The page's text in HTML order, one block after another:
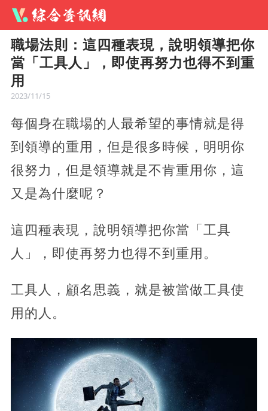
職場法則：這四種表現，說明領導把你
當「工具人」，即使再努力也得不到重
用
2023/11/15
每個身在職場的人最希望的事情就是得
到領導的重用，但是很多時候，明明你
很努力，但是領導就是不肯重用你，這
又是為什麼呢？
這四種表現，說明領導把你當「工具
人」，即使再努力也得不到重用。
工具人，顧名思義，就是被當做工具使
用的人。